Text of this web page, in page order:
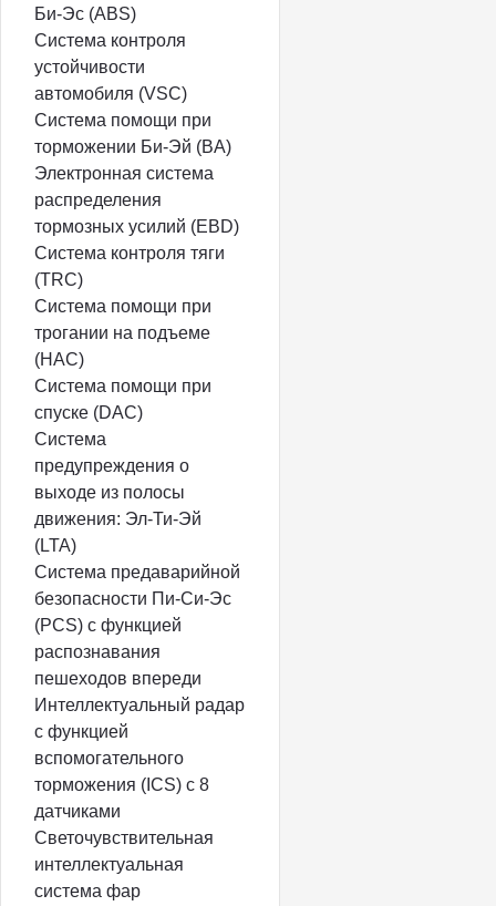
Би-Эс (ABS)
Система контроля
устойчивости
автомобиля (VSC)
Система помощи при
торможении Би-Эй (BA)
Электронная система
распределения
тормозных усилий (EBD)
Система контроля тяги
(TRC)
Система помощи при
трогании на подъеме
(HAC)
Система помощи при
спуске (DAC)
Система
предупреждения о
выходе из полосы
движения: Эл-Ти-Эй
(LTA)
Система предаварийной
безопасности Пи-Си-Эс
(PCS) с функцией
распознавания
пешеходов впереди
Интеллектуальный радар
с функцией
вспомогательного
торможения (ICS) с 8
датчиками
Светочувствительная
интеллектуальная
система фар